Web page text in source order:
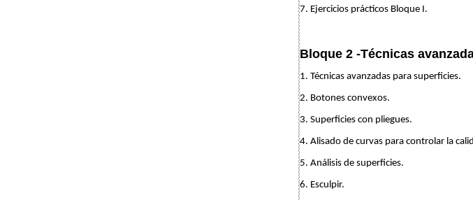
7. Ejercicios prácticos Bloque I.
Bloque 2 -Técnicas
1. Técnicas avanzadas para superficies.
2. Botones convexos.
3. Superficies con pliegues.
4. Alisado de curvas para controlar la
5. Análisis de superficies.
6. Esculpir.